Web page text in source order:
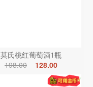
莫氏桃红葡萄酒1瓶
198.00
128.00